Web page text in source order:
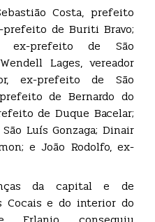
Costa, prefeito
prefeito de Buriti Bravo;
ex-prefeito de São
Lages, vereador
ex-prefeito de São
de Bernardo do
de Duque Bacelar;
Luís Gonzaga; Dinair
e João Rodolfo, ex-
da capital e de
Cocais e do interior do